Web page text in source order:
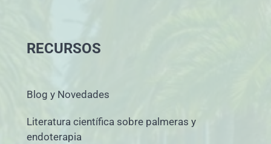
RECURSOS
Blog y Novedades
Literatura científica sobre palmeras y
endoterapia